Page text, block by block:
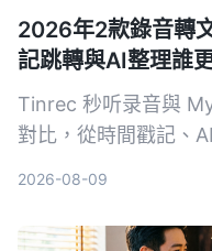
2026年2款錄音轉
記跳轉與AI整理誰
Tinrec 秒听录音與
對比，從時間戳記、
2026-08-09